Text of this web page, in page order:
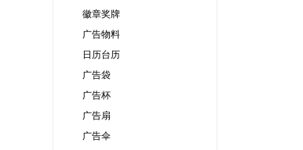
徽章奖牌
广告物料
日历台历
广告袋
广告杯
广告扇
广告伞